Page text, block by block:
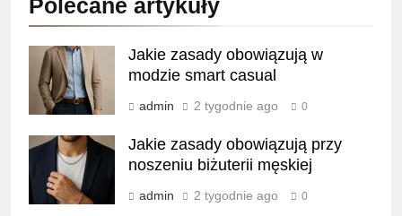
Polecane artykuły
Jakie zasady obowiązują w
modzie smart casual
admin 2 tygodnie ago 0
Jakie zasady obowiązują przy
noszeniu biżuterii męskiej
admin 2 tygodnie ago 0